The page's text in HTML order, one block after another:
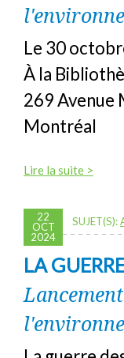
Le 30
À la
269 Avenue
Montréal
Lire la suite >
22
OCT
2024
SUJET(S):
LA